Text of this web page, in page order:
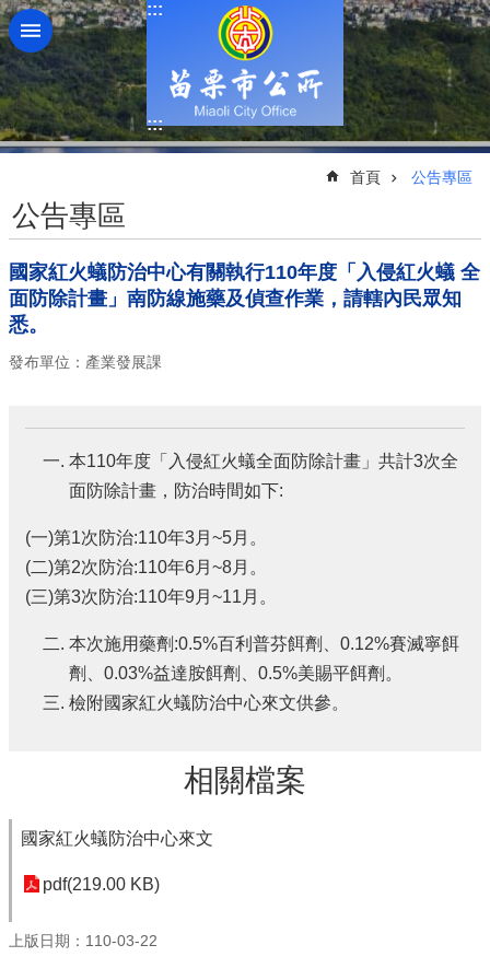
跳到主要內容區塊
:::
:::
首頁 公告專區
公告專區
國家紅火蟻防治中心有關執行110年度「入侵紅火蟻 全
面防除計畫」南防線施藥及偵查作業，請轄內民眾知
悉。
發布單位：產業發展課
本110年度「入侵紅火蟻全面防除計畫」共計3次全
面防除計畫，防治時間如下:
(一)第1次防治:110年3月~5月。
(二)第2次防治:110年6月~8月。
(三)第3次防治:110年9月~11月。
本次施用藥劑:0.5%百利普芬餌劑、0.12%賽滅寧餌
劑、0.03%益達胺餌劑、0.5%美賜平餌劑。
檢附國家紅火蟻防治中心來文供參。
相關檔案
國家紅火蟻防治中心來文
pdf(219.00 KB)
上版日期：110-03-22